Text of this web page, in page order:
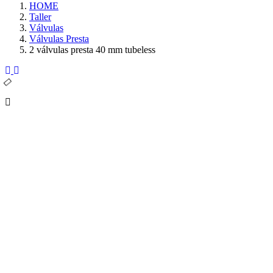
HOME
Taller
Válvulas
Válvulas Presta
2 válvulas presta 40 mm tubeless